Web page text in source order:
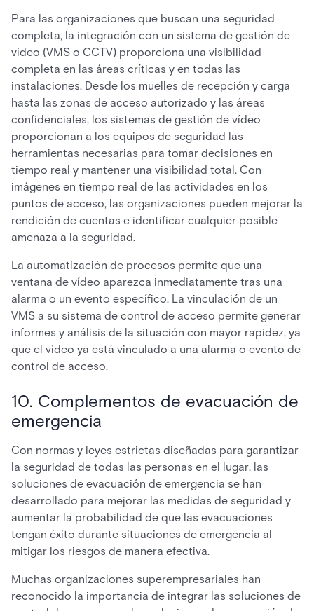
Para las organizaciones que buscan una seguridad
completa, la integración con un sistema de gestión de
vídeo (VMS o CCTV) proporciona una visibilidad
completa en las áreas críticas y en todas las
instalaciones. Desde los muelles de recepción y carga
hasta las zonas de acceso autorizado y las áreas
confidenciales, los sistemas de gestión de vídeo
proporcionan a los equipos de seguridad las
herramientas necesarias para tomar decisiones en
tiempo real y mantener una visibilidad total. Con
imágenes en tiempo real de las actividades en los
puntos de acceso, las organizaciones pueden mejorar la
rendición de cuentas e identificar cualquier posible
amenaza a la seguridad.
La automatización de procesos permite que una
ventana de vídeo aparezca inmediatamente tras una
alarma o un evento específico. La vinculación de un
VMS a su sistema de control de acceso permite generar
informes y análisis de la situación con mayor rapidez, ya
que el vídeo ya está vinculado a una alarma o evento de
control de acceso.
10. Complementos de evacuación de
emergencia
Con normas y leyes estrictas diseñadas para garantizar
la seguridad de todas las personas en el lugar, las
soluciones de evacuación de emergencia se han
desarrollado para mejorar las medidas de seguridad y
aumentar la probabilidad de que las evacuaciones
tengan éxito durante situaciones de emergencia al
mitigar los riesgos de manera efectiva.
Muchas organizaciones superempresariales han
reconocido la importancia de integrar las soluciones de